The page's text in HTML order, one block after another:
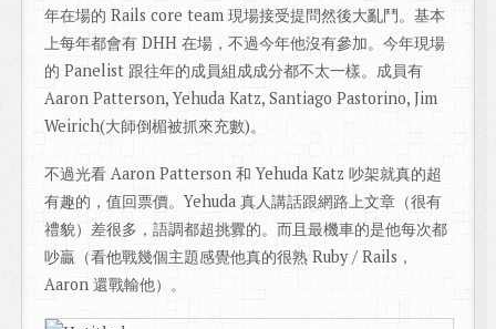
年在場的 Rails core team 現場接受提問然後大亂鬥。基本
上每年都會有 DHH 在場，不過今年他沒有參加。今年現場
的 Panelist 跟往年的成員組成成分都不太一樣。成員有
Aaron Patterson, Yehuda Katz, Santiago Pastorino, Jim
Weirich(大師倒楣被抓來充數)。
不過光看 Aaron Patterson 和 Yehuda Katz 吵架就真的超
有趣的，值回票價。Yehuda 真人講話跟網路上文章（很有
禮貌）差很多，語調都超挑釁的。而且最機車的是他每次都
吵贏（看他戰幾個主題感覺他真的很熟 Ruby / Rails，
Aaron 還戰輸他）。